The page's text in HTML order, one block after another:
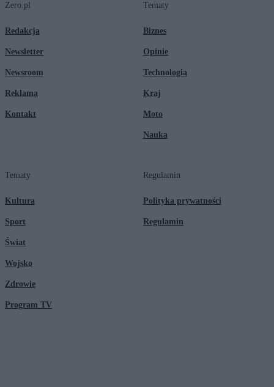
Zero.pl
Redakcja
Newsletter
Newsroom
Reklama
Kontakt
Tematy
Biznes
Opinie
Technologia
Kraj
Moto
Nauka
Tematy
Kultura
Sport
Świat
Wojsko
Zdrowie
Program TV
Regulamin
Polityka prywatności
Regulamin